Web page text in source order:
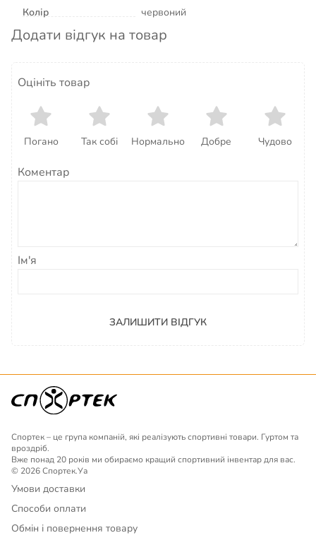
Колір
червоний
Додати відгук на товар
Оцініть товар
Погано Так собі Нормально Добре Чудово
Коментар
Ім'я
ЗАЛИШИТИ ВІДГУК
Спортек – це група компаній, які реалізують спортивні товари. Гуртом та
вроздріб.
Вже понад 20 років ми обираємо кращий спортивний інвентар для вас.
© 2026 Спортек.Уа
Умови доставки
Способи оплати
Обмін і повернення товару